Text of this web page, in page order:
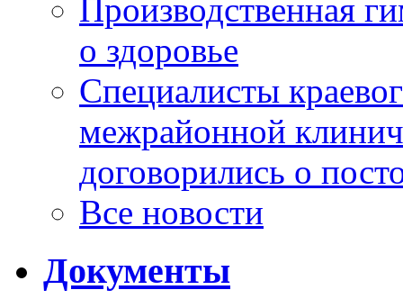
Производственная
о здоровье
Специалисты
межрайонной
договорились о
Все новости
Документы